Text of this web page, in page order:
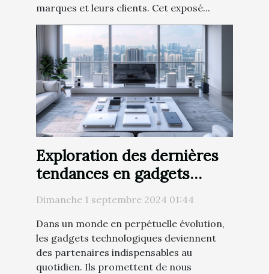
marques et leurs clients. Cet exposé...
Exploration des dernières
tendances en gadgets
technologiques pour
améliorer votre quotidien
Dimanche 1 septembre 2024 01:44
Dans un monde en perpétuelle évolution,
les gadgets technologiques deviennent
des partenaires indispensables au
quotidien. Ils promettent de nous